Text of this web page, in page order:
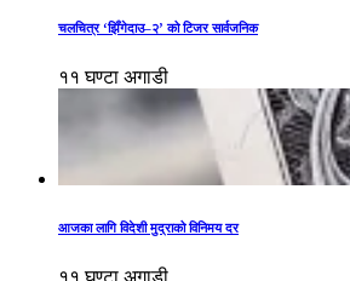
चलचित्र ‘झिँगेदाउ–२’ को टिजर सार्वजनिक
११ घण्टा अगाडी
आजका लागि विदेशी मुद्राको विनिमय दर
११ घण्टा अगाडी